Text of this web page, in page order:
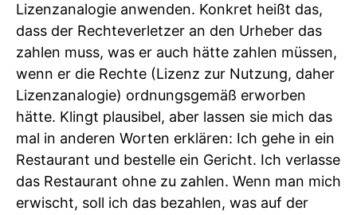
Lizenzanalogie anwenden. Konkret heißt das,
dass der Rechteverletzer an den Urheber das
zahlen muss, was er auch hätte zahlen müssen,
wenn er die Rechte (Lizenz zur Nutzung, daher
Lizenzanalogie) ordnungsgemäß erworben
hätte. Klingt plausibel, aber lassen sie mich das
mal in anderen Worten erklären: Ich gehe in ein
Restaurant und bestelle ein Gericht. Ich verlasse
das Restaurant ohne zu zahlen. Wenn man mich
erwischt, soll ich das bezahlen, was auf der